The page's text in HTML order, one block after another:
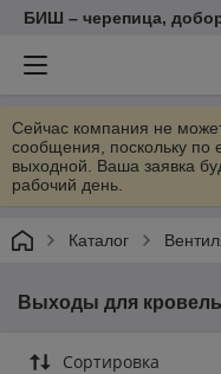
БИШ – черепица,
Сейчас компания не
сообщения, поскольку по
выходной. Ваша заявка
рабочий день.
Каталог
Выходы для
Сортировка